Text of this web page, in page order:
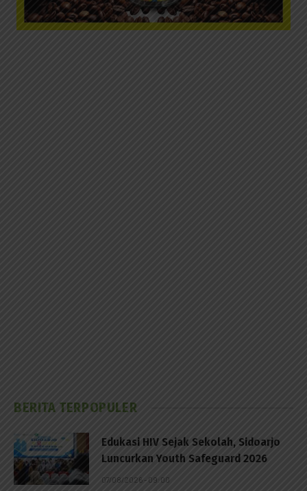
BERITA TERPOPULER
Edukasi HIV Sejak Sekolah, Sidoarjo
Luncurkan Youth Safeguard 2026
07/08/2026 - 09:00